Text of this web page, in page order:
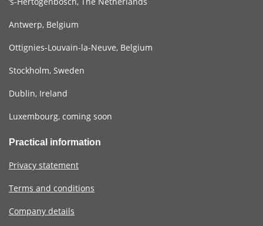
Antwerp, Belgium
Ottignies-Louvain-la-Neuve, Belgium
Stockholm, Sweden
Dublin, Ireland
Luxembourg, coming soon
Practical information
Privacy statement
Terms and conditions
Company details